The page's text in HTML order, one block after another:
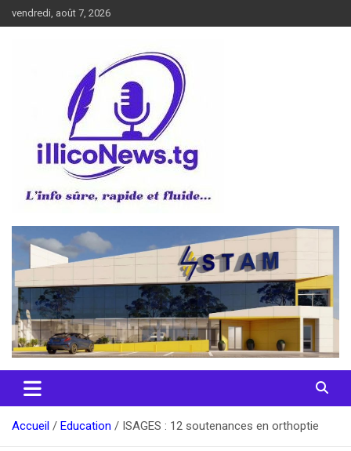
au
vendredi, août 7, 2026
illiconews
Accueil Education ISAGES : 12 soutenances en orthoptie